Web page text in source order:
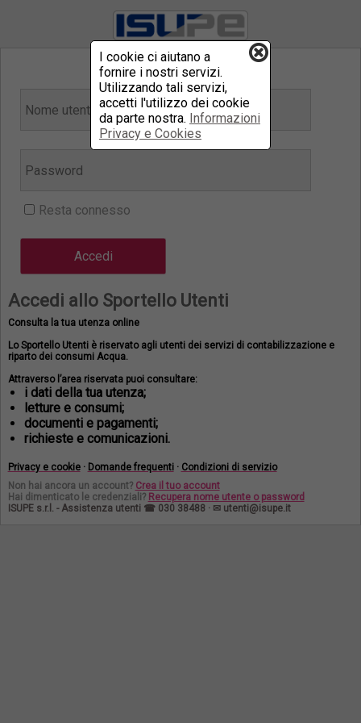
I cookie ci aiutano a
fornire i nostri servizi.
Utilizzando tali servizi,
accetti l'utilizzo dei cookie
da parte nostra. Informazioni
Privacy e Cookies
Resta connesso
Accedi allo Sportello Utenti
Consulta la tua utenza online
Lo Sportello Utenti è riservato agli utenti dei servizi di contabilizzazione e
riparto dei consumi Acqua.
Attraverso l’area riservata puoi consultare:
i dati della tua utenza;
letture e consumi;
documenti e pagamenti;
richieste e comunicazioni.
Privacy e cookie· Domande frequenti · Condizioni di servizio
Non hai ancora un account? Crea il tuo account
Hai dimenticato le credenziali? Recupera nome utente o password
ISUPE s.r.l. - Assistenza utenti ☎ 030 38488 · ✉ utenti@isupe.it